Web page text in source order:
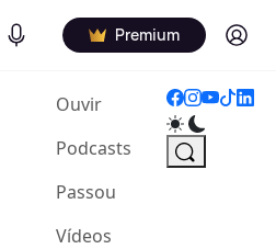
Podcasts Premium Log in
Ouvir(current)
Podcasts
Passou
Vídeos